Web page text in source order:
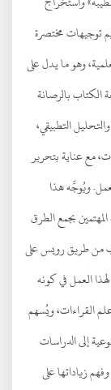
توجيهات مختصرة
وهو ما يدل على
الكتاب بالرصانة
التطبيقي،
مع عناية بتحرير
ويُوجَّه هذا
بجمع الطرق
من طريق رويس على
العمل في كونه
القراءات، ويُسهم
إلى الدراسات
زياداتها على